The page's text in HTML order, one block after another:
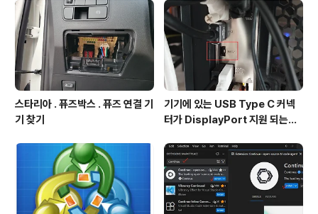
스타리아 . 퓨즈박스 . 퓨즈 연결 기
기 찾기
기기에 있는 USB Type C 커넥
터가 DisplayPort 지원 되는지